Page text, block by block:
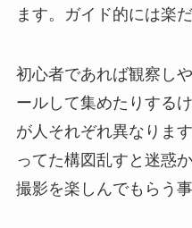
ます。ガイド的には楽
初心者であれば観察し
ールして集めたりする
が人それぞれ異なりま
ってた構図乱すと迷惑
撮影を楽しんでもらう